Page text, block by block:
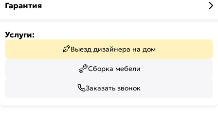
Гарантия
Услуги:
Выезд дизайнера на дом
Сборка мебели
Заказать звонок